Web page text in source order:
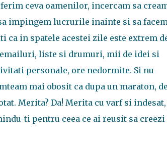
ceva oamenilor, incercam sa
impingem lucrurile inainte si sa
ca in spatele acestei zile este extrem
liste si drumuri, mii de idei si
personale, ore nedormite. Si nu
mai obosit ca dupa un maraton,
Merita? Da! Merita cu varf si indesat,
ti pentru ceea ce ai reusit sa creezi